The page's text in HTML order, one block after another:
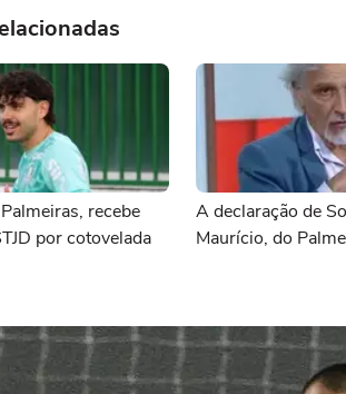
recebe
por cotovelada
A declaração de
Maurício, do